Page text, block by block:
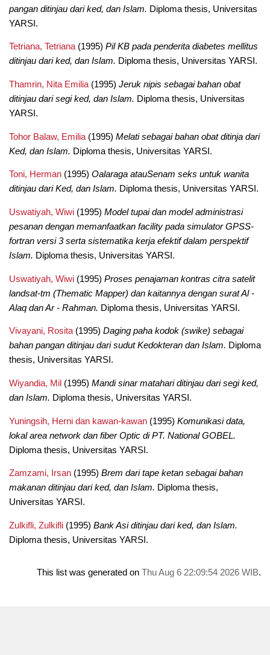
pangan ditinjau dari ked, dan Islam. Diploma thesis, Universitas
YARSI.
Tetriana, Tetriana(1995) Pil KB pada penderita diabetes mellitus
ditinjau dari ked, dan Islam. Diploma thesis, Universitas YARSI.
Thamrin, Nita Emilia(1995) Jeruk nipis sebagai bahan obat
ditinjau dari segi ked, dan Islam. Diploma thesis, Universitas
YARSI.
Tohor Balaw, Emilia(1995) Melati sebagai bahan obat ditinja dari
Ked, dan Islam. Diploma thesis, Universitas YARSI.
Toni, Herman(1995) Oalaraga atauSenam seks untuk wanita
ditinjau dari Ked, dan Islam. Diploma thesis, Universitas YARSI.
Uswatiyah, Wiwi(1995) Model tupai dan model administrasi
pesanan dengan memanfaatkan facility pada simulator GPSS-
fortran versi 3 serta sistematika kerja efektif dalam perspektif
Islam. Diploma thesis, Universitas YARSI.
Uswatiyah, Wiwi(1995) Proses penajaman kontras citra satelit
landsat-tm (Thematic Mapper) dan kaitannya dengan surat Al -
Alaq dan Ar - Rahman. Diploma thesis, Universitas YARSI.
Vivayani, Rosita(1995) Daging paha kodok (swike) sebagai
bahan pangan ditinjau dari sudut Kedokteran dan Islam. Diploma
thesis, Universitas YARSI.
Wiyandia, Mil (1995) Mandi sinar matahari ditinjau dari segi ked,
dan Islam. Diploma thesis, Universitas YARSI.
Yuningsih, Herni dan kawan-kawan(1995) Komunikasi data,
lokal area network dan fiber Optic di PT. National GOBEL.
Diploma thesis, Universitas YARSI.
Zamzami, Irsan(1995) Brem dari tape ketan sebagai bahan
makanan ditinjau dari ked, dan Islam. Diploma thesis,
Universitas YARSI.
Zulkifli, Zulkifli(1995) Bank Asi ditinjau dari ked, dan Islam.
Diploma thesis, Universitas YARSI.
This list was generated onThu Aug 6 22:09:54 2026 WIB.